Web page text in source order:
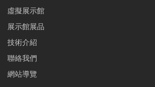
虛擬展示館
展示館展品
技術介紹
聯絡我們
網站導覽